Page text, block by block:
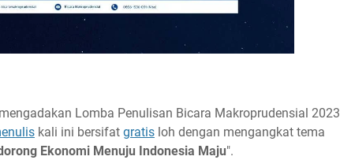
Lomba Penulisan Bicara Makroprudensial 2023
kali ini bersifat gratis loh dengan mengangkat tema
Ekonomi Menuju Indonesia Maju".